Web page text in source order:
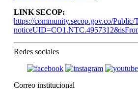
LINK SECOP:
https://community.secop.gov.co/
Redes sociales
Correo institucional